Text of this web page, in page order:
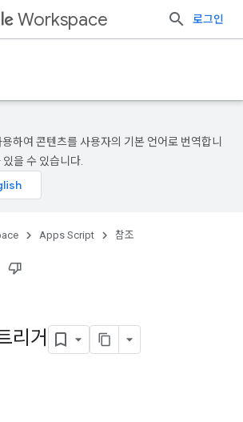
Workspace 로그인
하여 콘텐츠를 사용자의 기본 언어로 번역합니
을 수 있습니다.
Apps Script 참조
리거